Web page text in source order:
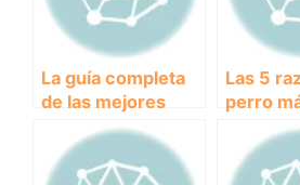
La guía completa
de las mejores
playas para perros
en Alicante
Las 5
perro
del
lo que
sobre